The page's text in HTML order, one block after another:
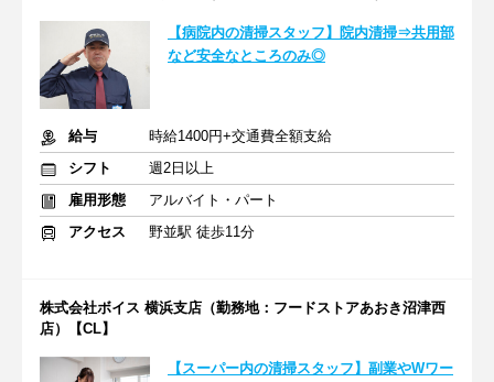
【病院内の清掃スタッフ】院内清掃⇒共用部
など安全なところのみ◎
給与
時給1400円+交通費全額支給
シフト
週2日以上
雇用形態
アルバイト・パート
アクセス
野並駅 徒歩11分
株式会社ボイス 横浜支店（勤務地：フードストアあおき沼津西
店）【CL】
【スーパー内の清掃スタッフ】副業やWワー